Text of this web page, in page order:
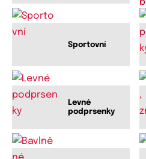
Sportovní
Levné
podprsenky